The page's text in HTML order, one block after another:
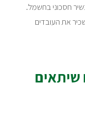
חסכוני בחשמל.
את העובדים
שיתאים